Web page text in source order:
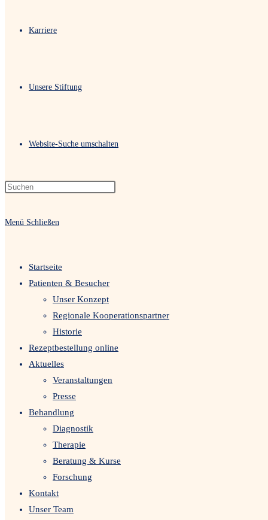
Karriere
Unsere Stiftung
Website-Suche umschalten
Menü Schließen
Startseite
Patienten & Besucher
Unser Konzept
Regionale Kooperationspartner
Historie
Rezeptbestellung online
Aktuelles
Veranstaltungen
Presse
Behandlung
Diagnostik
Therapie
Beratung & Kurse
Forschung
Kontakt
Unser Team